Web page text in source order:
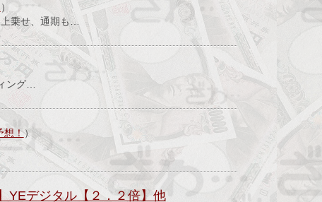
）
乗せ、通期も…
ング…
想！）
YEデジタル【２．２倍】他